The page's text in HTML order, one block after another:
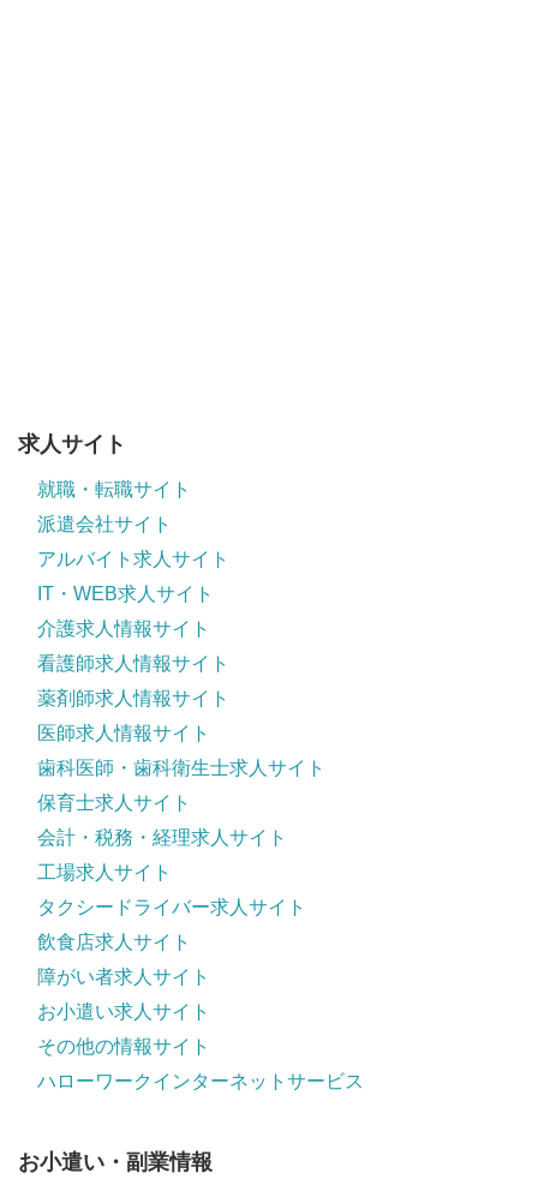
求人サイト
就職・転職サイト
派遣会社サイト
アルバイト求人サイト
IT・WEB求人サイト
介護求人情報サイト
看護師求人情報サイト
薬剤師求人情報サイト
医師求人情報サイト
歯科医師・歯科衛生士求人サイト
保育士求人サイト
会計・税務・経理求人サイト
工場求人サイト
タクシードライバー求人サイト
飲食店求人サイト
障がい者求人サイト
お小遣い求人サイト
その他の情報サイト
ハローワークインターネットサービス
お小遣い・副業情報